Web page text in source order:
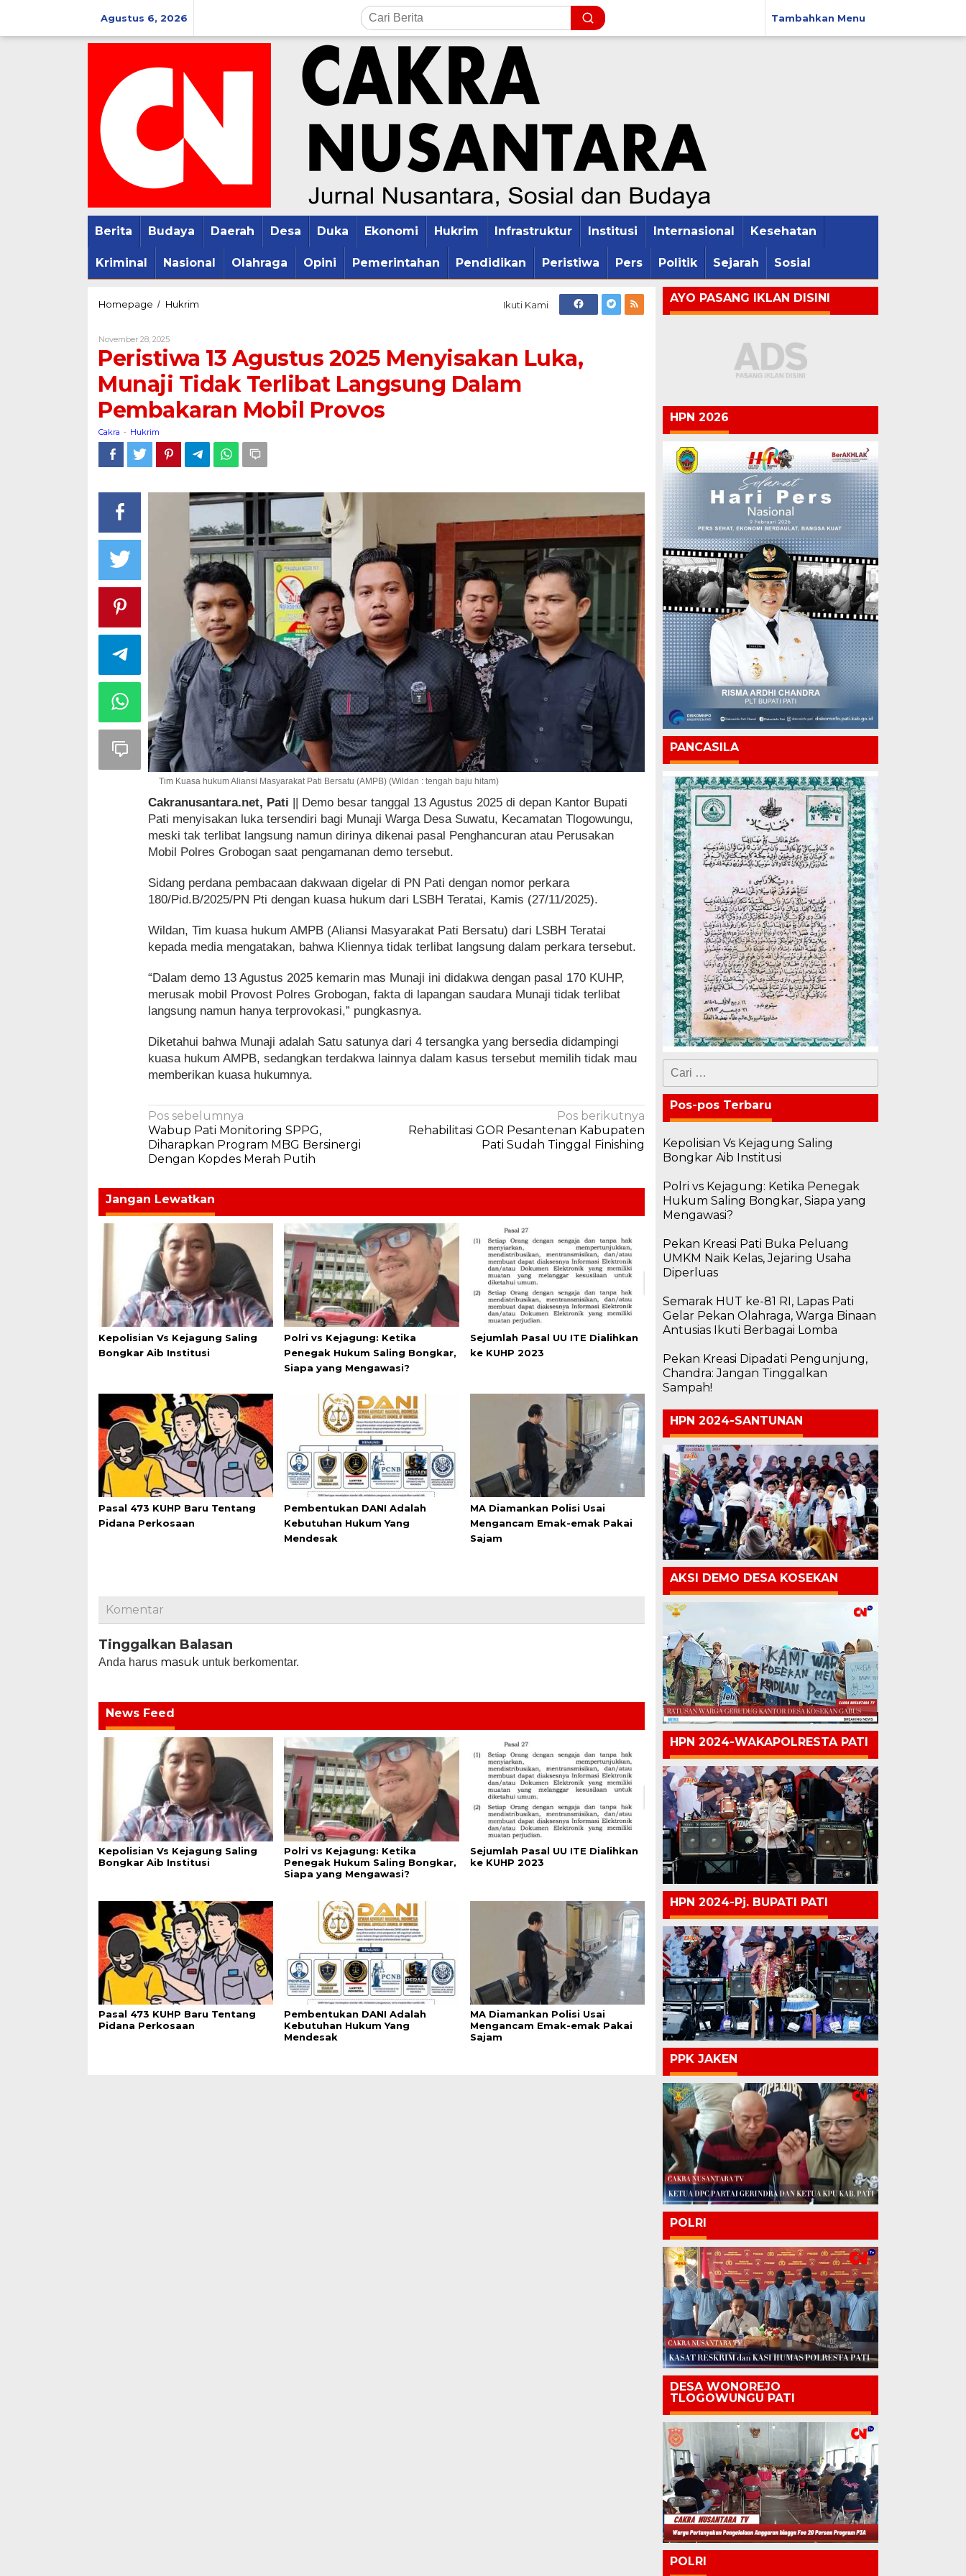
konten
Agustus 6, 2026 Tambahkan Menu
Berita Budaya Daerah Desa Duka Ekonomi Hukrim Infrastruktur Institusi Internasional Kesehatan
Kriminal Nasional Olahraga Opini Pemerintahan Pendidikan Peristiwa Pers Politik Sejarah Sosial
Homepage / Hukrim
Menyisakan
Luka,
Munaji
Tidak
Terlibat
Dalam
Pembakaran
Provos
Ikuti Kami
November 28, 2025Oleh
Peristiwa 13 Agustus 2025 Menyisakan Luka,
Munaji Tidak Terlibat Langsung Dalam
Pembakaran Mobil Provos
Cakra - Hukrim
Tim Kuasa hukum Aliansi Masyarakat Pati Bersatu (AMPB) (Wildan : tengah baju hitam)
Cakranusantara.net, Pati || Demo besar tanggal 13 Agustus 2025 di depan Kantor Bupati
Pati menyisakan luka tersendiri bagi Munaji Warga Desa Suwatu, Kecamatan Tlogowungu,
meski tak terlibat langsung namun dirinya dikenai pasal Penghancuran atau Perusakan
Mobil Polres Grobogan saat pengamanan demo tersebut.
Sidang perdana pembacaan dakwaan digelar di PN Pati dengan nomor perkara
180/Pid.B/2025/PN Pti dengan kuasa hukum dari LSBH Teratai, Kamis (27/11/2025).
Wildan, Tim kuasa hukum AMPB (Aliansi Masyarakat Pati Bersatu) dari LSBH Teratai
kepada media mengatakan, bahwa Kliennya tidak terlibat langsung dalam perkara tersebut.
“Dalam demo 13 Agustus 2025 kemarin mas Munaji ini didakwa dengan pasal 170 KUHP,
merusak mobil Provost Polres Grobogan, fakta di lapangan saudara Munaji tidak terlibat
langsung namun hanya terprovokasi,” pungkasnya.
Diketahui bahwa Munaji adalah Satu satunya dari 4 tersangka yang bersedia didampingi
kuasa hukum AMPB, sedangkan terdakwa lainnya dalam kasus tersebut memilih tidak mau
memberikan kuasa hukumnya.
Navigasi
pos
Pos sebelumnya
Wabup Pati Monitoring SPPG,
Diharapkan Program MBG Bersinergi
Dengan Kopdes Merah Putih
Pos berikutnya
Rehabilitasi GOR Pesantenan Kabupaten
Pati Sudah Tinggal Finishing
Jangan Lewatkan
Kepolisian Vs Kejagung Saling
Bongkar Aib Institusi
Polri vs Kejagung: Ketika
Penegak Hukum Saling Bongkar,
Siapa yang Mengawasi?
Sejumlah Pasal UU ITE Dialihkan
ke KUHP 2023
Pasal 473 KUHP Baru Tentang
Pidana Perkosaan
Pembentukan DANI Adalah
Kebutuhan Hukum Yang
Mendesak
MA Diamankan Polisi Usai
Mengancam Emak-emak Pakai
Sajam
Komentar
Tinggalkan Balasan
Anda harus masuk untuk berkomentar.
News Feed
Kepolisian Vs Kejagung Saling
Bongkar Aib Institusi
Polri vs Kejagung: Ketika
Penegak Hukum Saling Bongkar,
Siapa yang Mengawasi?
Sejumlah Pasal UU ITE Dialihkan
ke KUHP 2023
Pasal 473 KUHP Baru Tentang
Pidana Perkosaan
Pembentukan DANI Adalah
Kebutuhan Hukum Yang
Mendesak
MA Diamankan Polisi Usai
Mengancam Emak-emak Pakai
Sajam
AYO PASANG IKLAN DISINI
HPN 2026
PANCASILA
Cari
untuk:
Pos-pos Terbaru
Kepolisian Vs Kejagung Saling
Bongkar Aib Institusi
Polri vs Kejagung: Ketika Penegak
Hukum Saling Bongkar, Siapa yang
Mengawasi?
Pekan Kreasi Pati Buka Peluang
UMKM Naik Kelas, Jejaring Usaha
Diperluas
Semarak HUT ke-81 RI, Lapas Pati
Gelar Pekan Olahraga, Warga Binaan
Antusias Ikuti Berbagai Lomba
Pekan Kreasi Dipadati Pengunjung,
Chandra: Jangan Tinggalkan
Sampah!
HPN 2024-SANTUNAN
AKSI DEMO DESA KOSEKAN
HPN 2024-WAKAPOLRESTA PATI
HPN 2024-Pj. BUPATI PATI
PPK JAKEN
POLRI
DESA WONOREJO
TLOGOWUNGU PATI
POLRI